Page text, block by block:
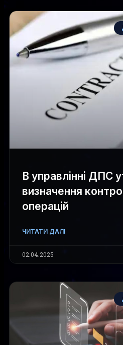
В управлінні ДПС
визначення
операцій
ЧИТАТИ ДАЛІ
02.04.2025